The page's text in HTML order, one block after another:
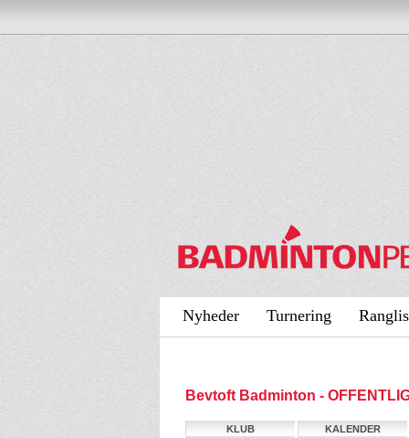
Nyheder Turnering
Bevtoft Badminton -
KLUB
KALENDER